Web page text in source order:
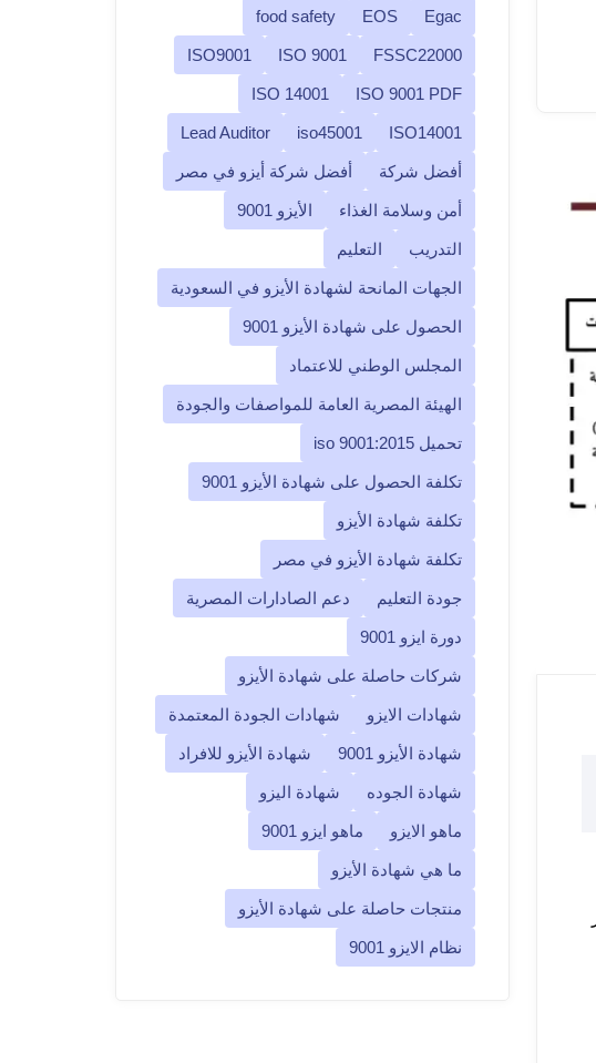
Egac
EOS
food safety
FSSC22000
ISO 9001
ISO9001
ISO 9001 PDF
ISO 14001
ISO14001
iso45001
Lead Auditor
أفضل شركة أفضل شركة أيزو في مصر
أمن وسلامة الغذاء الأيزو 9001
التدريب التعليم
الجهات المانحة لشهادة الأيزو في السعودية
الحصول على شهادة الأيزو 9001
المجلس الوطني للاعتماد
الهيئة المصرية العامة للمواصفات والجودة
تحميل iso 9001:2015
تكلفة الحصول على شهادة الأيزو 9001
تكلفة شهادة الأيزو
تكلفة شهادة الأيزو في مصر
جودة التعليم دعم الصادارات المصرية
دورة ايزو 9001
شركات حاصلة على شهادة الأيزو
شهادات الايزو شهادات الجودة المعتمدة
شهادة الأيزو 9001 شهادة الأيزو للافراد
شهادة الجوده شهادة اليزو
ماهو الايزو ماهو ايزو 9001
ما هي شهادة الأيزو
منتجات حاصلة على شهادة الأيزو
نظام الايزو 9001